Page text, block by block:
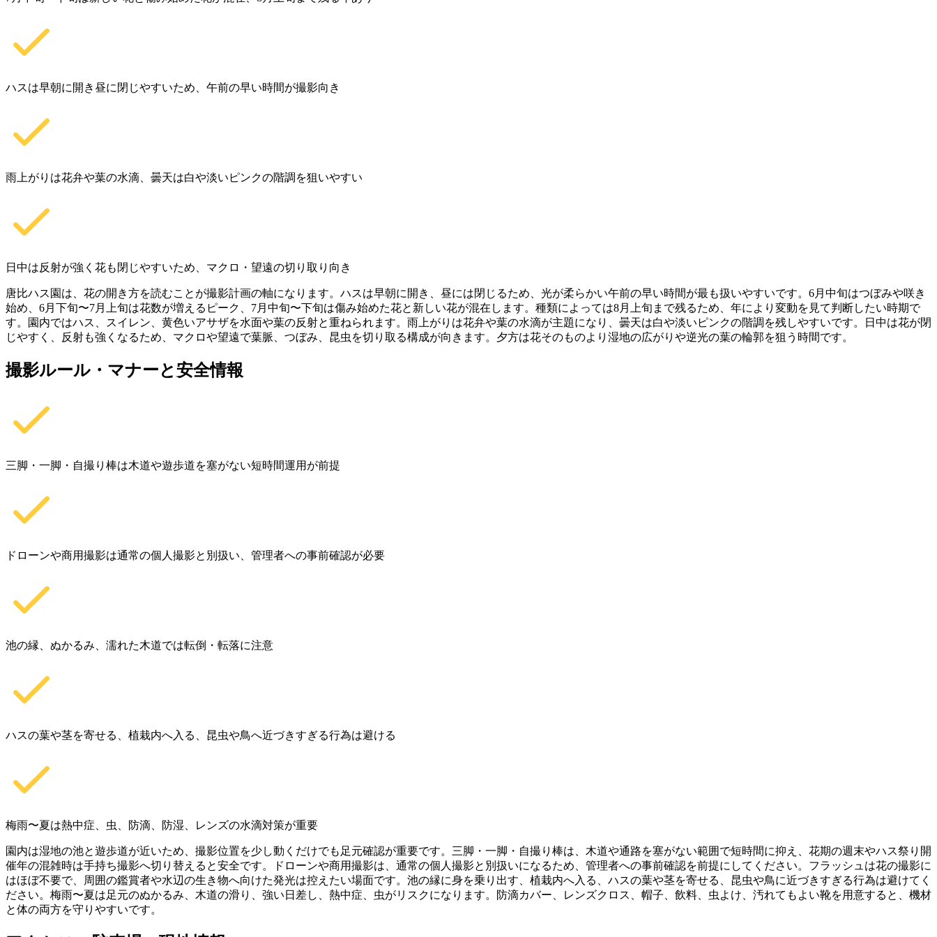
ハスは早朝に開き昼に閉じやすいため、午前の早い時間が撮影向き
雨上がりは花弁や葉の水滴、曇天は白や淡いピンクの階調を狙いやすい
日中は反射が強く花も閉じやすいため、マクロ・望遠の切り取り向き
唐比ハス園は、花の開き方を読むことが撮影計画の軸になります。ハスは早朝に開き、昼には閉じるため、光が柔らかい午前の早い時間が最も扱いやすいです。6月中旬はつぼみや咲き
始め、6月下旬〜7月上旬は花数が増えるピーク、7月中旬〜下旬は傷み始めた花と新しい花が混在します。種類によっては8月上旬まで残るため、年により変動を見て判断したい時期で
す。園内ではハス、スイレン、黄色いアサザを水面や葉の反射と重ねられます。雨上がりは花弁や葉の水滴が主題になり、曇天は白や淡いピンクの階調を残しやすいです。日中は花が閉
じやすく、反射も強くなるため、マクロや望遠で葉脈、つぼみ、昆虫を切り取る構成が向きます。夕方は花そのものより湿地の広がりや逆光の葉の輪郭を狙う時間です。
撮影ルール・マナーと安全情報
三脚・一脚・自撮り棒は木道や遊歩道を塞がない短時間運用が前提
ドローンや商用撮影は通常の個人撮影と別扱い、管理者への事前確認が必要
池の縁、ぬかるみ、濡れた木道では転倒・転落に注意
ハスの葉や茎を寄せる、植栽内へ入る、昆虫や鳥へ近づきすぎる行為は避ける
梅雨〜夏は熱中症、虫、防滴、防湿、レンズの水滴対策が重要
園内は湿地の池と遊歩道が近いため、撮影位置を少し動くだけでも足元確認が重要です。三脚・一脚・自撮り棒は、木道や通路を塞がない範囲で短時間に抑え、花期の週末やハス祭り開
催年の混雑時は手持ち撮影へ切り替えると安全です。ドローンや商用撮影は、通常の個人撮影と別扱いになるため、管理者への事前確認を前提にしてください。フラッシュは花の撮影に
はほぼ不要で、周囲の鑑賞者や水辺の生き物へ向けた発光は控えたい場面です。池の縁に身を乗り出す、植栽内へ入る、ハスの葉や茎を寄せる、昆虫や鳥に近づきすぎる行為は避けてく
ださい。梅雨〜夏は足元のぬかるみ、木道の滑り、強い日差し、熱中症、虫がリスクになります。防滴カバー、レンズクロス、帽子、飲料、虫よけ、汚れてもよい靴を用意すると、機材
と体の両方を守りやすいです。